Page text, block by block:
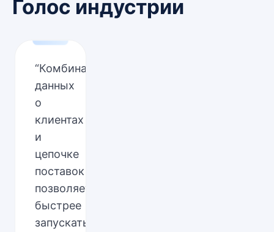
Голос индустрии
“Комбинация
данных
о
клиентах
и
цепочке
поставок
позволяет
быстрее
запускать